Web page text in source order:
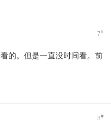
7#
的。但是一直没时间看。前
8#